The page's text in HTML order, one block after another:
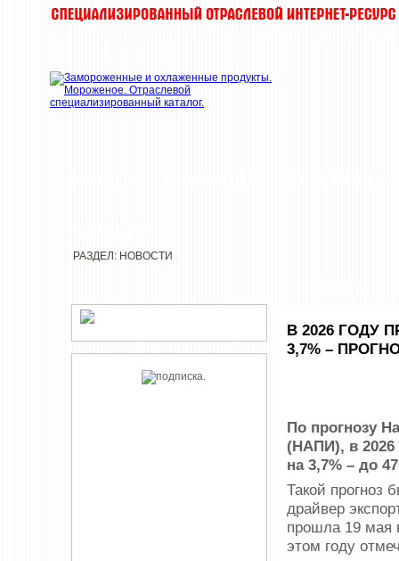
РАЗДЕЛ: НОВОСТИ
В 2026 ГОДУ
3,7% –
По прогнозу
(НАПИ), в 2026
на 3,7% – до
Такой прогноз
драйвер
прошла 19 мая
этом году